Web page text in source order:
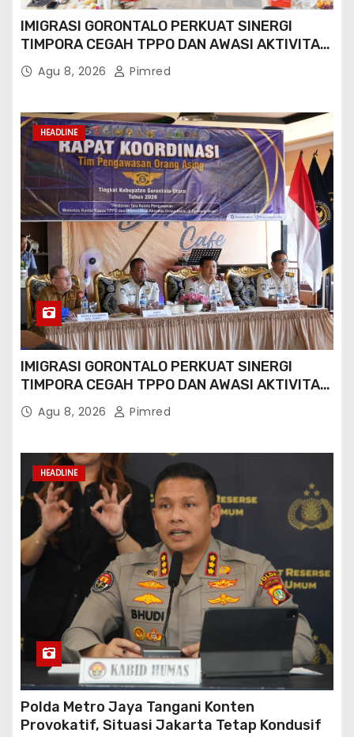
IMIGRASI GORONTALO PERKUAT SINERGI
TIMPORA CEGAH TPPO DAN AWASI AKTIVITAS
ORANG ASING DI GORONTALO UTARA
Agu 8, 2026 Pimred
HEADLINE
IMIGRASI GORONTALO PERKUAT SINERGI
TIMPORA CEGAH TPPO DAN AWASI AKTIVITAS
ORANG ASING DI GORONTALO UTARA
Agu 8, 2026 Pimred
HEADLINE
Polda Metro Jaya Tangani Konten
Provokatif, Situasi Jakarta Tetap Kondusif